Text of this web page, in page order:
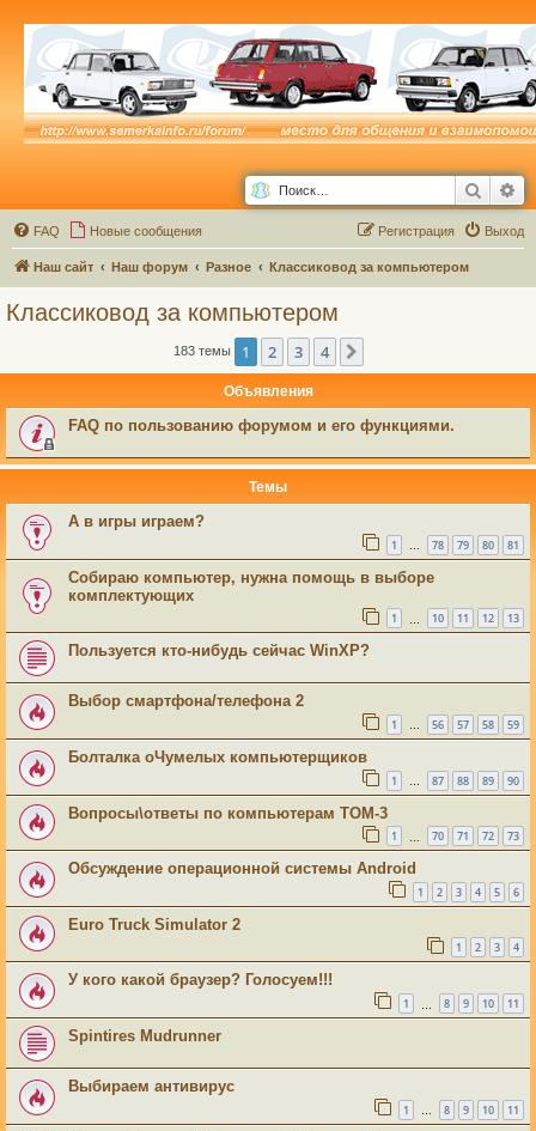
Поиск
FAQ Новые сообщения Выход
Регистрация
Наш сайт Наш форум Разное Классиковод за компьютером
Классиковод за компьютером
183 темы 1 2 3 4
Объявления
FAQ по пользованию форумом и его функциями.
Темы
А в игры играем?
1 … 78 79 80 81
Собираю компьютер, нужна помощь в выборе
комплектующих
1 10 11 12 13
Пользуется кто-нибудь сейчас WinXP?
Выбор смартфона/телефона 2
1 … 56 57 58 59
Болталка оЧумелых компьютерщиков
1 … 87 88 89 90
Вопросы\ответы по компьютерам ТОМ-3
1 70 71 72 73
Обсуждение операционной системы Android
1 2 3 4 5 6
Euro Truck Simulator 2
1 2 3 4
У кого какой браузер? Голосуем!!!
1 8 9 10 11
Spintires Mudrunner
Выбираем антивирус
1 … 8 9 10 11